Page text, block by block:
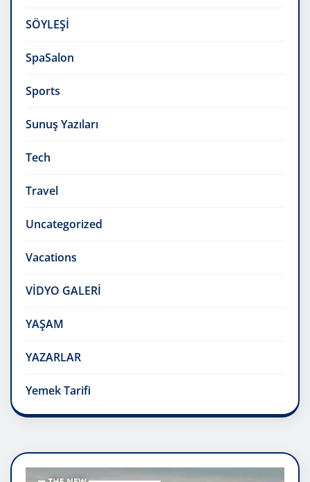
SÖYLEŞİ
SpaSalon
Sports
Sunuş Yazıları
Tech
Travel
Uncategorized
Vacations
VİDYO GALERİ
YAŞAM
YAZARLAR
Yemek Tarifi